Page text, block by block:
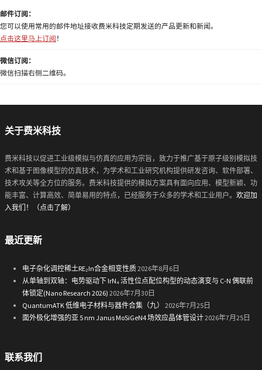
邮件订阅：
您可以使用常用的邮件地址接收费米科技定期发送的产品更新和新闻。
点击这里马上订阅 ！
微信订阅：
微信扫描右侧二维码。
关于费米科技
费米科技以促进工业级模拟与仿真的应用为宗旨，致力于推广基于原子级别模拟技
术和基于图像模型的仿真技术，为学术和工业研究机构提供研发咨询、软件部署、
技术攻关等全方位的服务。费米科技提供的模拟方案具有面向应用、模型新颖、功
能丰富、计算高效、简单易用的特点，已经服务于众多的学术和工业用户。 欢迎加
入我们！（点击了解）
最近更新
电子杂化调控稀土RE₂In合金相变性质2026年8月6日
从单轴到双轴：电势驱动下 IrN₄ 活性位点配位构型的动态演变与 C-N 偶联前
体锁定(Nano Research 2026) 2026年7月30日
QuantumATK 低维电子材料与器件合集（九）
2026年7月25日
面外极化增强的亚 5 nm Janus MoSiGeN4 场效应晶体管设计2026年7月25日
联系我们